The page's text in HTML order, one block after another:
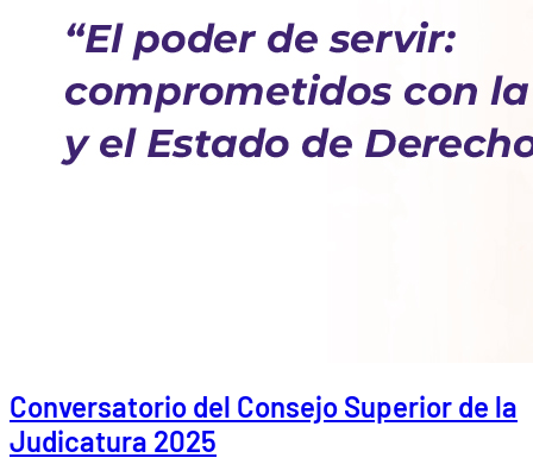
Conversatorio del Consejo Superior de la
Judicatura 2025